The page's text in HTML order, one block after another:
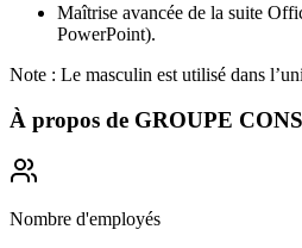
Maîtrise avancée de la suite
PowerPoint).
Note : Le masculin est utilisé dans
À propos de GROUPE
Nombre d'employés